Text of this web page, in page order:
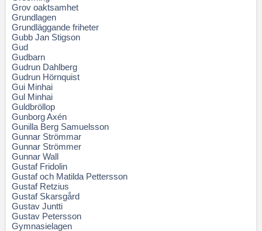
Grov oaktsamhet
Grundlagen
Grundläggande friheter
Gubb Jan Stigson
Gud
Gudbarn
Gudrun Dahlberg
Gudrun Hörnquist
Gui Minhai
Gul Minhai
Guldbröllop
Gunborg Axén
Gunilla Berg Samuelsson
Gunnar Strömmar
Gunnar Strömmer
Gunnar Wall
Gustaf Fridolin
Gustaf och Matilda Pettersson
Gustaf Retzius
Gustaf Skarsgård
Gustav Juntti
Gustav Petersson
Gymnasielagen